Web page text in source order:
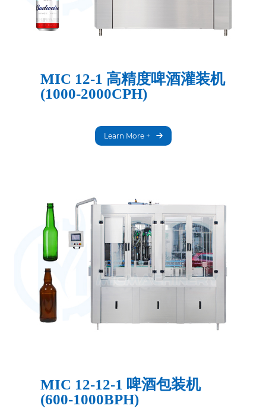
MIC 12-1 高精度啤酒灌装机
(1000-2000CPH)
Learn More +
MIC 12-12-1 啤酒包装机
(600-1000BPH)